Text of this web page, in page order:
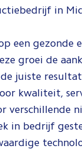
in
een
groei de
juiste
kwaliteit,
verschillende
in bedrijf